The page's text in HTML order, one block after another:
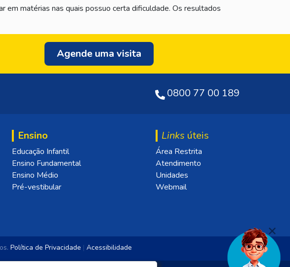
em matérias nas quais possuo certa dificuldade. Os resultados
Agende uma visita
0800 77 00 189
Ensino
Educação Infantil
Ensino Fundamental
Ensino Médio
Pré-vestibular
Links úteis
Área Restrita
Atendimento
Unidades
Webmail
Política de Privacidade | Acessibilidade